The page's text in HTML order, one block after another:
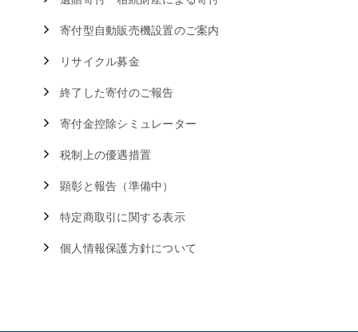
寄付型自動販売機設置のご案内
リサイクル募金
終了した寄付のご報告
寄付金控除シミュレーター
税制上の優遇措置
顕彰と報告（準備中）
特定商取引に関する表示
個人情報保護方針について